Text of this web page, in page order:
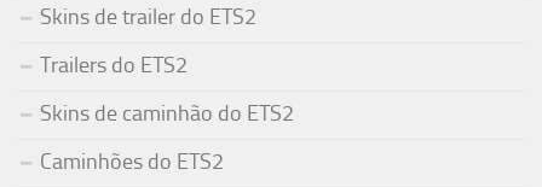
Skins de trailer do ETS2
Trailers do ETS2
Skins de caminhão do ETS2
Caminhões do ETS2